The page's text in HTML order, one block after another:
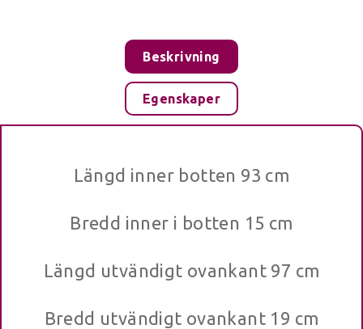
Beskrivning
Egenskaper
Längd inner botten 93 cm
Bredd inner i botten 15 cm
Längd utvändigt ovankant 97 cm
Bredd utvändigt ovankant 19 cm